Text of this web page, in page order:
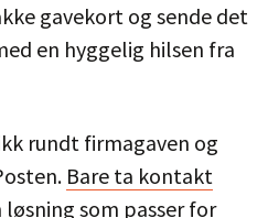
gavekort og sende det
en hyggelig hilsen fra
rundt firmagaven og
Bare ta kontakt
løsning som passer for